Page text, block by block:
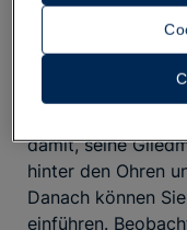
Alter von sechs
Achten Sie bei
damit, seine
hinter den Ohren
Danach können
einführen.